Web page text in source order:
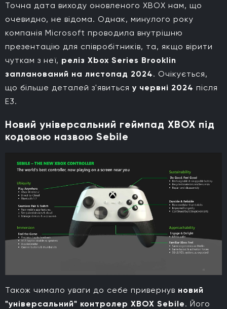
Точна дата виходу оновленого XBOX нам, що
очевидно, не відома. Однак, минулого року
компанія Microsoft проводила внутрішню
презентацію для співробітників, та, якщо вірити
чуткам з неї, реліз Xbox Series Brooklin
запланований на листопад 2024. Очікується,
що більше деталей з'явиться у червні 2024 після
E3.
Новий універсальний геймпад XBOX під
кодовою назвою Sebile
Також чимало уваги до себе привернув новий
"універсальний" контролер XBOX Sebile. Його